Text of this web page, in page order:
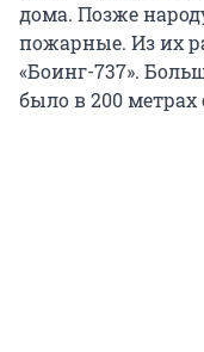
дома. Позже
пожарные. Из их
«Боинг-737».
было в 200 метрах